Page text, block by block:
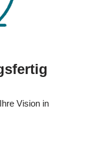
Vision in